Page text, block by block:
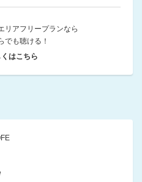
Ｕｐ
リアフリープランなら
でも聴ける！
はこちら